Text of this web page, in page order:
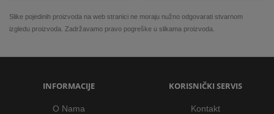
Slike pojedinih proizvoda na web stranici ne moraju nužno odgovarati stvarnom
izgledu proizvoda. Zadržavamo pravo pogreške u slikama proizvoda.
INFORMACIJE
O Nama
KORISNIČKI SERVIS
Kontakt